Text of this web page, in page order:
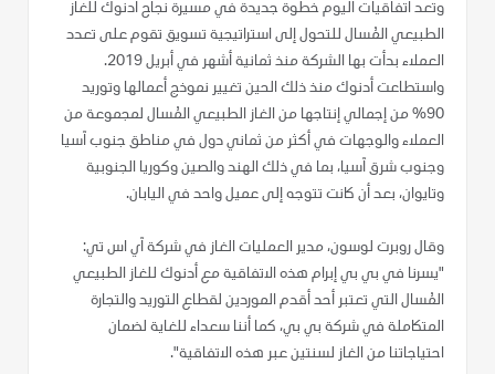
وتعد اتفاقيات اليوم خطوة جديدة في مسيرة نجاح أدنوك للغاز
الطبيعي المُسال للتحول إلى استراتيجية تسويق تقوم على تعدد
العملاء بدأت بها الشركة منذ ثمانية أشهر في أبريل 2019.
واستطاعت أدنوك منذ ذلك الحين تغيير نموذج أعمالها وتوريد
90% من إجمالي إنتاجها من الغاز الطبيعي المُسال لمجموعة من
العملاء والوجهات في أكثر من ثماني دول في مناطق جنوب آسيا
وجنوب شرق آسيا، بما في ذلك الهند والصين وكوريا الجنوبية
وتايوان، بعد أن كانت تتوجه إلى عميل واحد في اليابان.
وقال روبرت لوسون، مدير العمليات الغاز في شركة آي اس تي:
"يسرنا في بي بي إبرام هذه الاتفاقية مع أدنوك للغاز الطبيعي
المُسال التي تعتبر أحد أقدم الموردين لقطاع التوريد والتجارة
المتكاملة في شركة بي بي، كما أننا سعداء للغاية لضمان
احتياجاتنا من الغاز لسنتين عبر هذه الاتفاقية".